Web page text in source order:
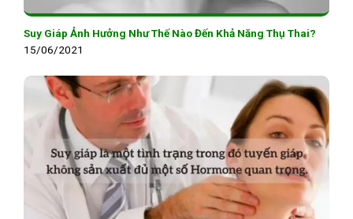
Suy Giáp Ảnh Hưởng Như Thế Nào Đến Khả Năng Thụ Thai?
15/06/2021